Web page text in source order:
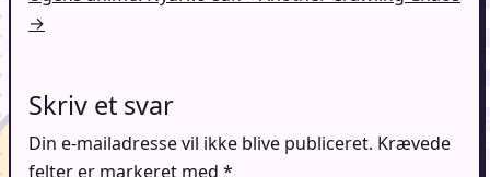
→
Skriv et svar
Din e-mailadresse vil ikke blive publiceret. Krævede
felter er markeret med *